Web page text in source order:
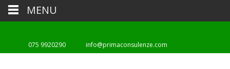
075 9920290 info@primaconsulenze.com
MENU